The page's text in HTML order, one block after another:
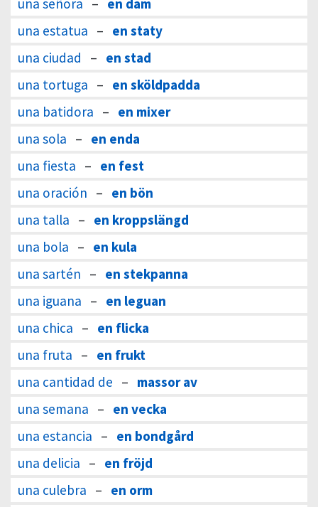
una señora – en dam
una estatua – en staty
una ciudad
– en stad
una tortuga – en sköldpadda
una batidora – en mixer
una sola – en enda
una fiesta – en fest
una oración – en bön
una talla – en kroppslängd
una bola – en kula
una sartén – en stekpanna
una iguana – en leguan
una chica – en flicka
una fruta – en frukt
una cantidad de – massor av
una semana – en vecka
una estancia – en bondgård
una delicia – en fröjd
una culebra – en orm